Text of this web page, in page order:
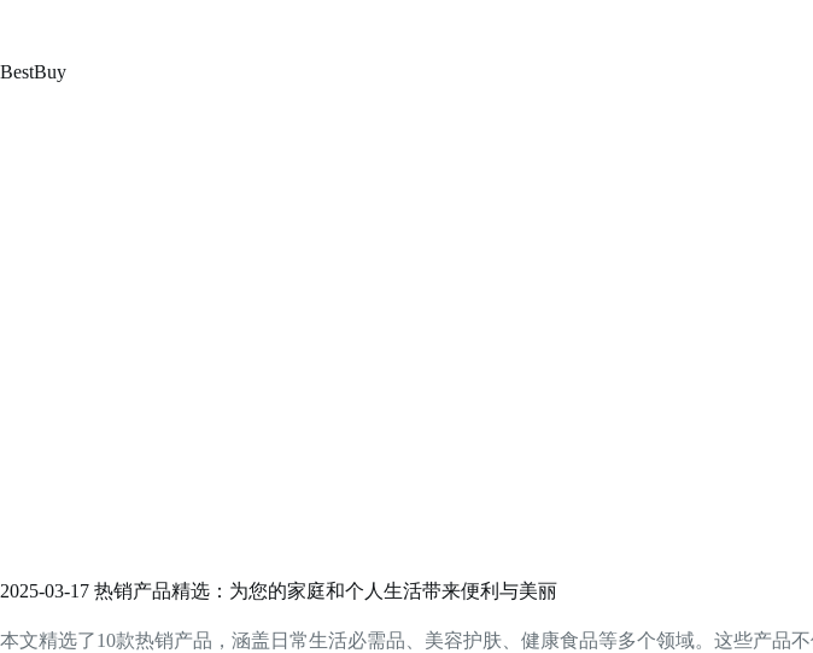
内
BestBuy
2025-03-17 热销产品精选：为您的家庭和个人生活带来便利与美丽
本文精选了10款热销产品，涵盖日常生活必需品、美容护肤、健康食品等多个领域。这些产品